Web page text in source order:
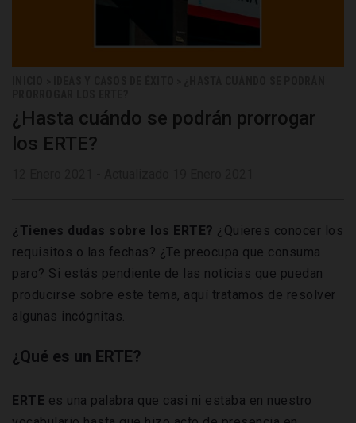
¿Hasta cuándo se podrán prorrogar
los ERTE?
¿Tienes dudas sobre los ERTE? ¿Quieres conocer los
requisitos o las fechas? ¿Te preocupa que consuma
paro? Si estás pendiente de las noticias que puedan
producirse sobre este tema, aquí tratamos de resolver
algunas incógnitas.
¿Qué es un ERTE?
ERTE es una palabra que casi ni estaba en nuestro